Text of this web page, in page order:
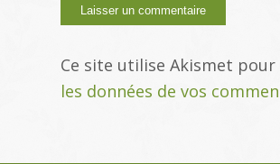
Ce site utilise Akismet
les données de vos